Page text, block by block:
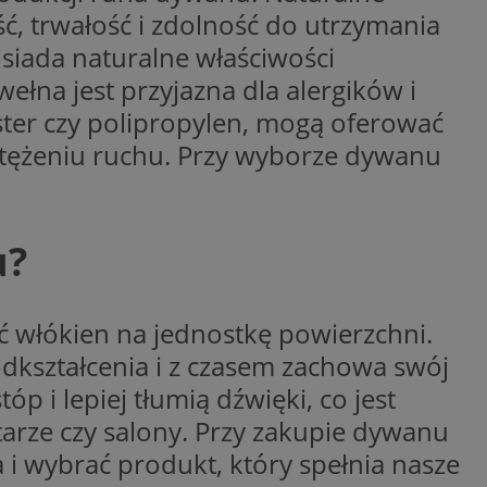
trwałość i zdolność do utrzymania
naturalne właściwości
jest przyjazna dla alergików i
czy polipropylen, mogą oferować
ruchu. Przy wyborze dywanu
włókien na jednostkę powierzchni.
i z czasem zachowa swój
i lepiej tłumią dźwięki, co jest
czy salony. Przy zakupie dywanu
wybrać produkt, który spełnia nasze
przez
pomagając
wydajność
w celu
strony
w
losowo
Jest on
i służy do
sesji i kampanii
Microsoft
informacji
stron w jedną
i zawiera
korzysta
które
tej
funkcji i
które
użytkownika
firmę
w wielu różnych
użytkowników.
jaki sposób
oraz
mógł zobaczyć
aby śledzić
YouTube
czy